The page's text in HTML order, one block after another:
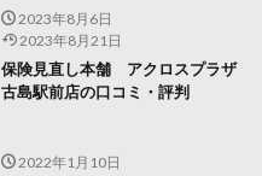
2023年8月6日
2023年8月21日
保険見直し本舗 アクロスプラザ
古島駅前店の口コミ・評判
2022年1月10日